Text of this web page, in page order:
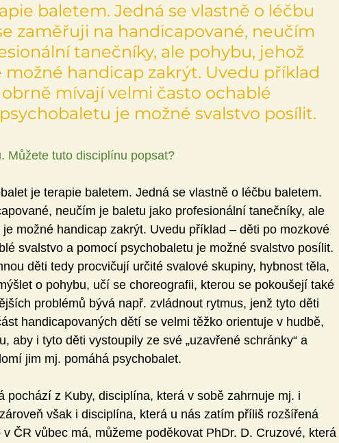
baletem. Jedná se vlastně o léčbu
zaměřuji na handicapované, neučím
tanečníky, ale pohybu, jehož
handicap zakrýt. Uvedu příklad
mívají velmi často ochablé
je možné svalstvo posílit.
Můžete tuto disciplínu popsat?
je terapie baletem. Jedná se vlastně o léčbu baletem.
neučím je baletu jako profesionální tanečníky, ale
možné handicap zakrýt. Uvedu příklad – děti po mozkové
svalstvo a pomocí psychobaletu je možné svalstvo posílit.
děti tedy procvičují určité svalové skupiny, hybnost těla,
o pohybu, učí se choreografii, kterou se pokoušejí také
problémů bývá např. zvládnout rytmus, jenž tyto děti
handicapovaných dětí se velmi těžko orientuje v hudbě,
aby i tyto děti vystoupily ze své „uzavřené schránky“ a
jim mj. pomáhá psychobalet.
pochází z Kuby, disciplína, která v sobě zahrnuje mj. i
však i disciplína, která u nás zatím příliš rozšířená
ČR vůbec má, můžeme poděkovat PhDr. D. Cruzové, která